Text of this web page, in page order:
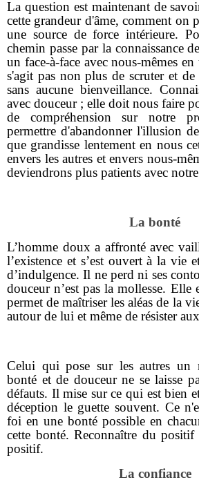
La question est maintenant de
cette grandeur d'âme, comment on
une source de force intérieure.
chemin passe par la connaissance
un face-à-face avec nous-mêmes
s'agit pas non plus de scruter et
sans aucune bienveillance.
avec douceur ; elle doit nous faire
de compréhension sur notre
permettre d'abandonner l'illusion
que grandisse lentement en nous
envers les autres et envers nous-
deviendrons plus patients avec
La bonté
L’homme doux a affronté avec
l’existence et s’est ouvert à la vie
d’indulgence. Il ne perd ni ses
douceur n’est pas la mollesse.
permet de maîtriser les aléas de la
autour de lui et même de résister
Celui qui pose sur les autres un
bonté et de douceur ne se laisse
défauts. Il mise sur ce qui est bien
déception le guette souvent. Ce
foi en une bonté possible en
cette bonté. Reconnaître du positif
positif.
La confiance